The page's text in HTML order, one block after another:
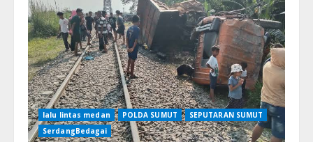
lalu lintas medan POLDA SUMUT
SEPUTARAN SUMUT
SerdangBedagai